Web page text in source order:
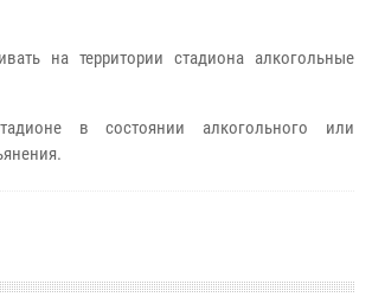
на территории стадиона алкогольные
в состоянии алкогольного или